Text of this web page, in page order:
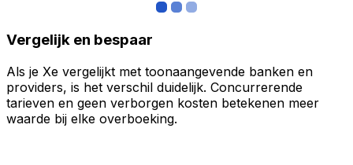
Vergelijk en bespaar
Als je Xe vergelijkt met toonaangevende banken en
providers, is het verschil duidelijk. Concurrerende
tarieven en geen verborgen kosten betekenen meer
waarde bij elke overboeking.